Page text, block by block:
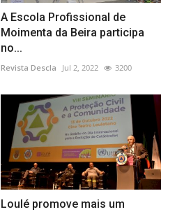
A Escola Profissional de
Moimenta da Beira participa
no...
Revista Descla Jul 2, 2022 3200
Loulé promove mais um